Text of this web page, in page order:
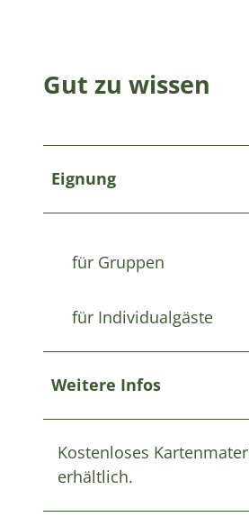
Gut zu wissen
Eignung
für Gruppen
für Individualgäste
Weitere Infos
Kostenloses
erhältlich.